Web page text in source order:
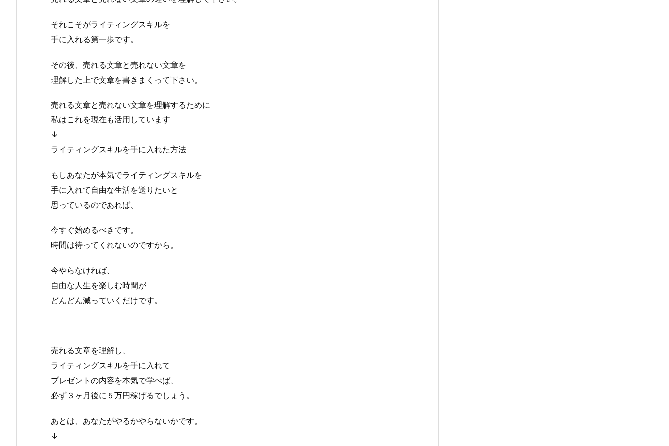
それこそがライティングスキルを
手に入れる第一歩です。
その後、売れる文章と売れない文章を
理解した上で文章を書きまくって下さい。
売れる文章と売れない文章を理解するために
私はこれを現在も活用しています
↓
ライティングスキルを手に入れた方法
もしあなたが本気でライティングスキルを
手に入れて自由な生活を送りたいと
思っているのであれば、
今すぐ始めるべきです。
時間は待ってくれないのですから。
今やらなければ、
自由な人生を楽しむ時間が
どんどん減っていくだけです。
売れる文章を理解し、
ライティングスキルを手に入れて
プレゼントの内容を本気で学べば、
必ず３ヶ月後に５万円稼げるでしょう。
あとは、あなたがやるかやらないかです。
↓